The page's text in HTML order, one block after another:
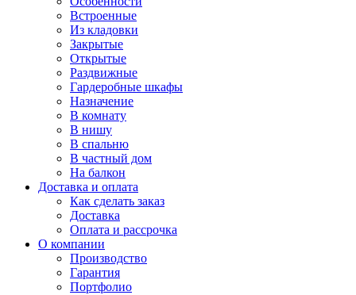
Встроенные
Из кладовки
Закрытые
Открытые
Раздвижные
Гардеробные шкафы
Назначение
В комнату
В нишу
В спальню
В частный дом
На балкон
Доставка и оплата
Как сделать заказ
Доставка
Оплата и рассрочка
О компании
Производство
Гарантия
Портфолио